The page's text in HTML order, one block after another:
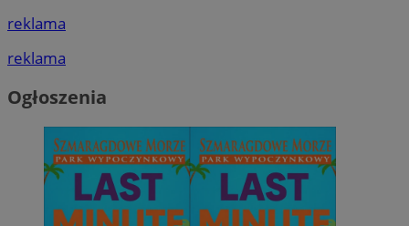
reklama
reklama
Ogłoszenia